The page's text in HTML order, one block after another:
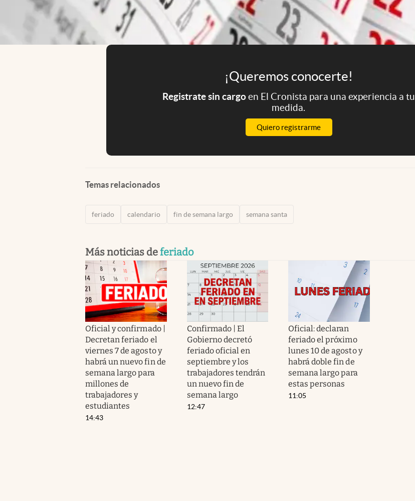
¡Queremos conocerte!
Registrate sin cargoen El Cronista para una experiencia a tu
medida.
Quiero registrarme
Temas relacionados
feriado calendario fin de semana largo semana santa
Más noticias deferiado
Oficial y confirmado |
Decretan feriado el
viernes 7 de agosto y
habrá un nuevo fin de
semana largo para
millones de
trabajadores y
estudiantes
14:43
Confirmado | El
Gobierno decretó
feriado oficial en
septiembre y los
trabajadores tendrán
un nuevo fin de
semana largo
12:47
Oficial: declaran
feriado el próximo
lunes 10 de agosto y
habrá doble fin de
semana largo para
estas personas
11:05